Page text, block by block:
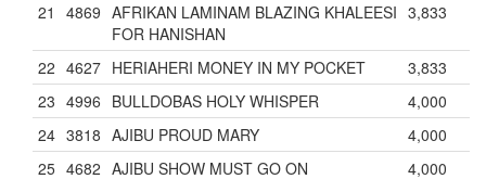
21
4869 AFRIKAN LAMINAM BLAZING KHALEESI
FOR HANISHAN
3,833
22 4627 HERIAHERI MONEY IN MY POCKET
3,833
23 4996 BULLDOBAS HOLY WHISPER
4,000
24 3818 AJIBU PROUD MARY
4,000
25 4682 AJIBU SHOW MUST GO ON
4,000